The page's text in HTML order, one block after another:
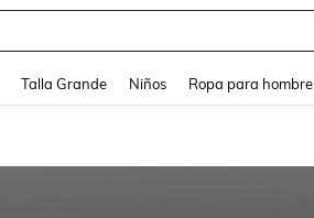
Talla Grande Niños Ropa para hombre